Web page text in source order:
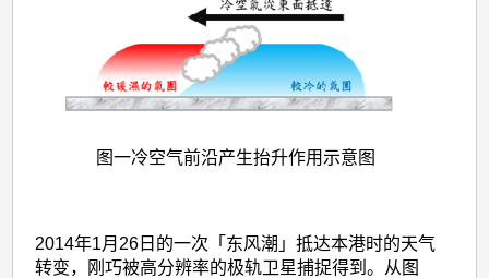
图一冷空气前沿产生抬升作用示意图
2014年1月26日的一次「东风潮」抵达本港时的天气
转变，刚巧被高分辨率的极轨卫星捕捉得到。从图